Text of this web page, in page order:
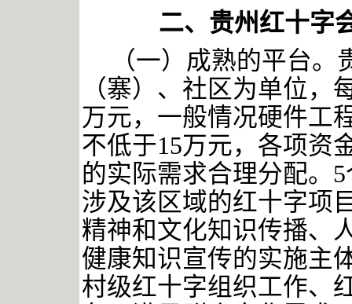
二、贵州红十字
（一）成熟的平台
（寨）、社区为单位，
万元，一般情况硬件工
不低于15万元，各项资
的实际需求合理分配。
涉及该区域的红十字项
精神和文化知识传播、
健康知识宣传的实施主
村级红十字组织工作、